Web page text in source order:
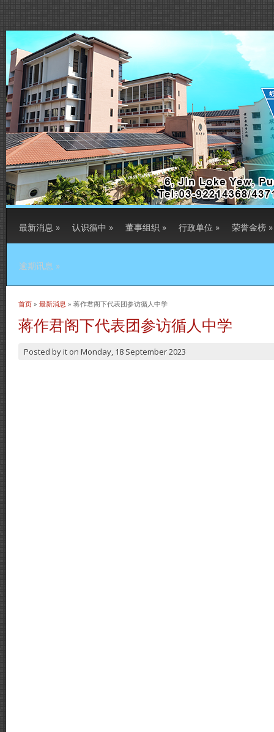
最新消息 » 认识循中 » 董事组织 » 行政单位 » 荣誉金榜 »
逾期讯息 »
当前位置
首页 » 最新消息 » 蒋作君阁下代表团参访循人中学
蒋作君阁下代表团参访循人中学
Posted byit on Monday, 18 September 2023